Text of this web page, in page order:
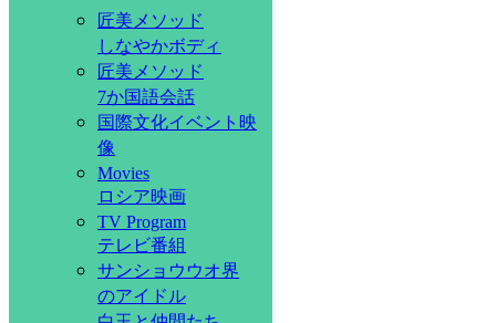
匠美メソッド
しなやかボディ
匠美メソッド
7か国語会話
国際文化イベント映
像
Movies
ロシア映画
TV Program
テレビ番組
サンショウウオ界
のアイドル